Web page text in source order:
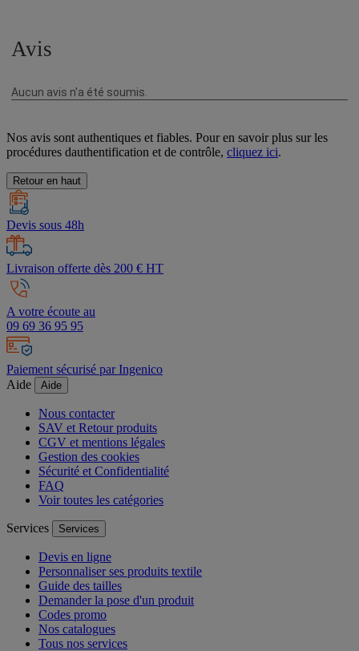
Nos avis sont authentiques et fiables. Pour en savoir plus sur les
procédures dauthentification et de contrôle, cliquez ici.
Retour en haut
Devis sous 48h
Livraison offerte dès 200 € HT
A votre écoute au
09 69 36 95 95
Paiement sécurisé par Ingenico
Aide
Aide
Nous contacter
SAV et Retour produits
CGV et mentions légales
Gestion des cookies
Sécurité et Confidentialité
FAQ
Voir toutes les catégories
Services Services
Devis en ligne
Personnaliser ses produits textile
Guide des tailles
Demander la pose d'un produit
Codes promo
Nos catalogues
Tous nos services